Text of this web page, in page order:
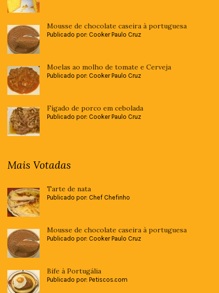
Mousse de chocolate caseira à portuguesa
Publicado por: Cooker Paulo Cruz
Moelas ao molho de tomate e Cerveja
Publicado por: Cooker Paulo Cruz
Fígado de porco em cebolada
Publicado por: Cooker Paulo Cruz
Mais Votadas
Tarte de nata
Publicado por: Chef Chefinho
Mousse de chocolate caseira à portuguesa
Publicado por: Cooker Paulo Cruz
Bife à Portugália
Publicado por: Petiscos.com